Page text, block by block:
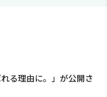
る理由に。」が公開さ